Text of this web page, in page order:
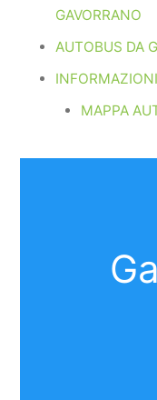
GAVORRANO
AUTOBUS DA
MAPPA